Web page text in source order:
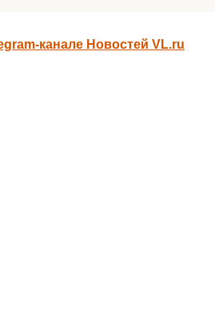
канале Новостей VL.ru